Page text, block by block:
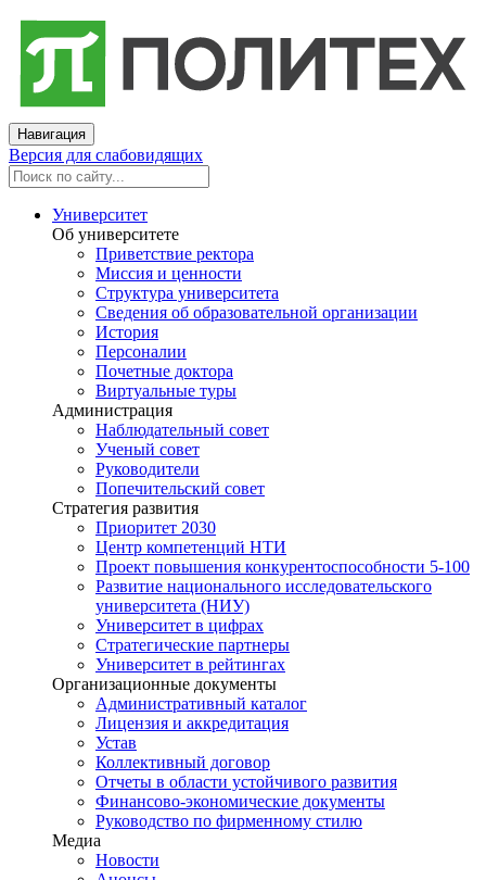
Навигация
Версия для слабовидящих
Университет
Об университете
Приветствие ректора
Миссия и ценности
Структура университета
Сведения об образовательной организации
История
Персоналии
Почетные доктора
Виртуальные туры
Администрация
Наблюдательный совет
Ученый совет
Руководители
Попечительский совет
Стратегия развития
Приоритет 2030
Центр компетенций НТИ
Проект повышения конкурентоспособности 5-100
Развитие национального исследовательского
университета (НИУ)
Университет в цифрах
Стратегические партнеры
Университет в рейтингах
Организационные документы
Административный каталог
Лицензия и аккредитация
Устав
Коллективный договор
Отчеты в области устойчивого развития
Финансово-экономические документы
Руководство по фирменному стилю
Медиа
Новости